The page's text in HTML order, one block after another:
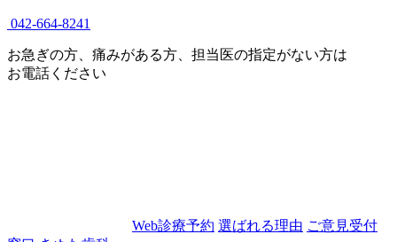
042-664-8241
お急ぎの方、痛みがある方、担当医の指定がない方は
お電話ください
Web診療予約 選ばれる理由 ご意見受付